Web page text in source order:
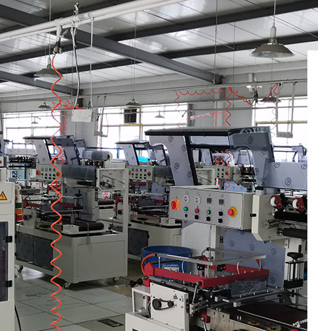
塑膜热收缩机是一种怎样的包装机
塑料薄膜热收缩机是一种什么样的包装机械？ 收缩包装是
上较为先进的包装方式之一。它采用收缩膜包裹产品或...